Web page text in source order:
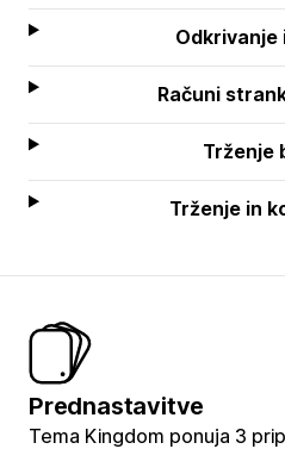
Odkrivanje
Računi
Trženje
Trženje in
Prednastavitve
Tema Kingdom ponuja 3